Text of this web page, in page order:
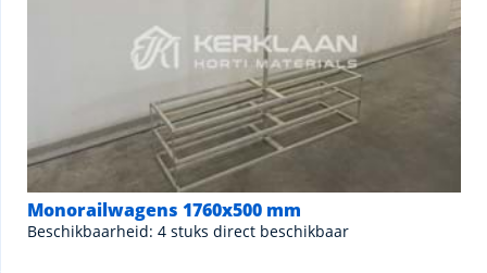
Monorailwagens 1760x500 mm
Beschikbaarheid: 4 stuks direct beschikbaar